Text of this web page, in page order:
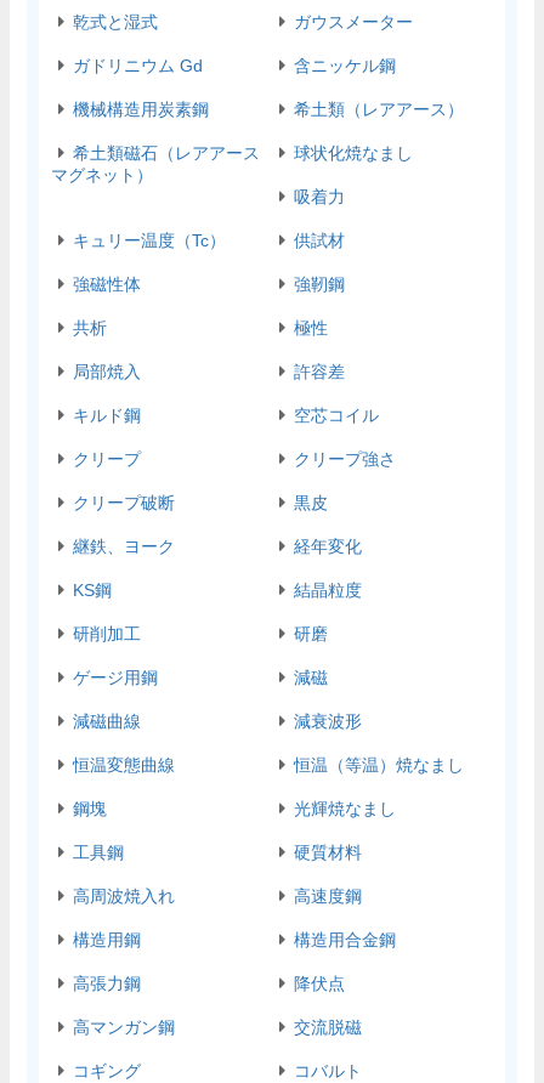
乾式と湿式 ガウスメーター
ガドリニウム Gd 含ニッケル鋼
機械構造用炭素鋼 希土類（レアアース）
希土類磁石（レアアース
マグネット）
球状化焼なまし
吸着力
キュリー温度（Tc） 供試材
強磁性体 強靭鋼
共析 極性
局部焼入 許容差
キルド鋼 空芯コイル
クリープ クリープ強さ
クリープ破断 黒皮
継鉄、ヨーク 経年変化
KS鋼 結晶粒度
研削加工 研磨
ゲージ用鋼 減磁
減磁曲線 減衰波形
恒温変態曲線 恒温（等温）焼なまし
鋼塊 光輝焼なまし
工具鋼 硬質材料
高周波焼入れ 高速度鋼
構造用鋼 構造用合金鋼
高張力鋼 降伏点
高マンガン鋼 交流脱磁
コギング コバルト